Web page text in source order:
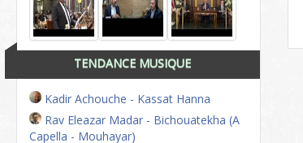
TENDANCE MUSIQUE
Kadir Achouche - Kassat Hanna
Rav Eleazar Madar - Bichouatekha (A
Capella - Mouhayar)